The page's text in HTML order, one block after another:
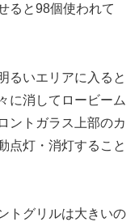
ると98個使われて
るいエリアに入ると
に消してロービーム
ントガラス上部のカ
点灯・消灯すること
トグリルは大きいの